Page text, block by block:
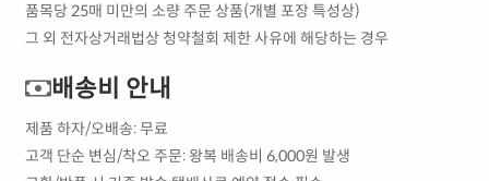
품목당 25매 미만의 소량 주문 상품(개별 포장 특성상)
그 외 전자상거래법상 청약철회 제한 사유에 해당하는 경우
배송비 안내
제품 하자/오배송: 무료
고객 단순 변심/착오 주문: 왕복 배송비 6,000원 발생